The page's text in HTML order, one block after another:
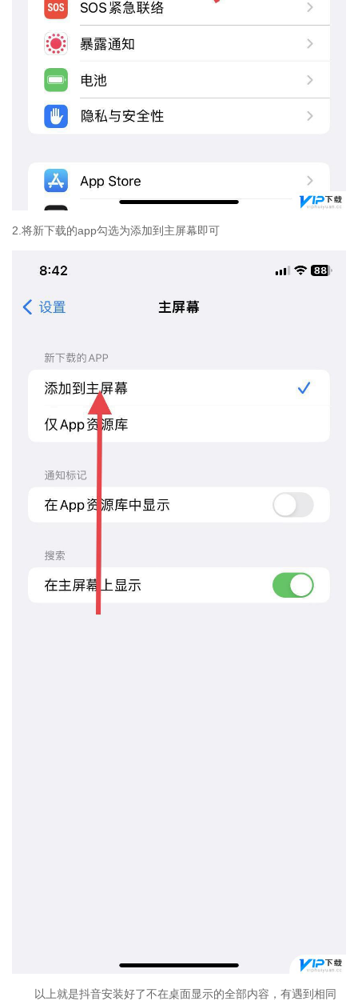
2.将新下载的app勾选为添加到主屏幕即可
以上就是抖音安装好了不在桌面显示的全部内容，有遇到相同